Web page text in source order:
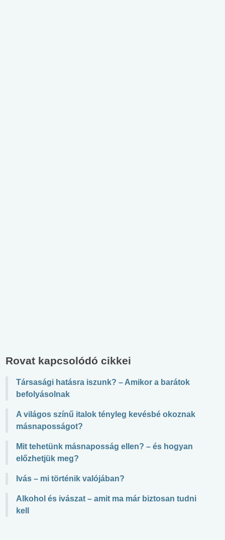
Rovat kapcsolódó cikkei
Társasági hatásra iszunk? – Amikor a barátok
befolyásolnak
A világos színű italok tényleg kevésbé okoznak
másnaposságot?
Mit tehetünk másnaposság ellen? – és hogyan
előzhetjük meg?
Ivás – mi történik valójában?
Alkohol és ivászat – amit ma már biztosan tudni
kell